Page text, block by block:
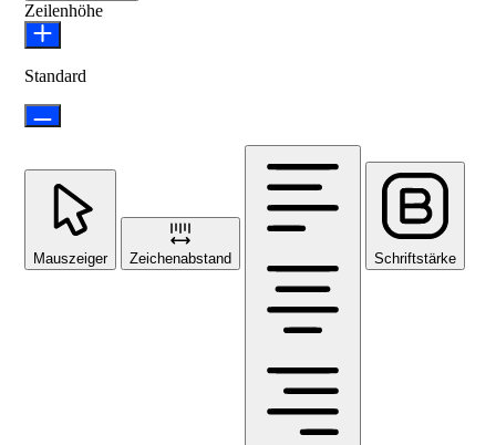
Zeilenhöhe
Standard
Mauszeiger Zeichenabstand Schriftstärke